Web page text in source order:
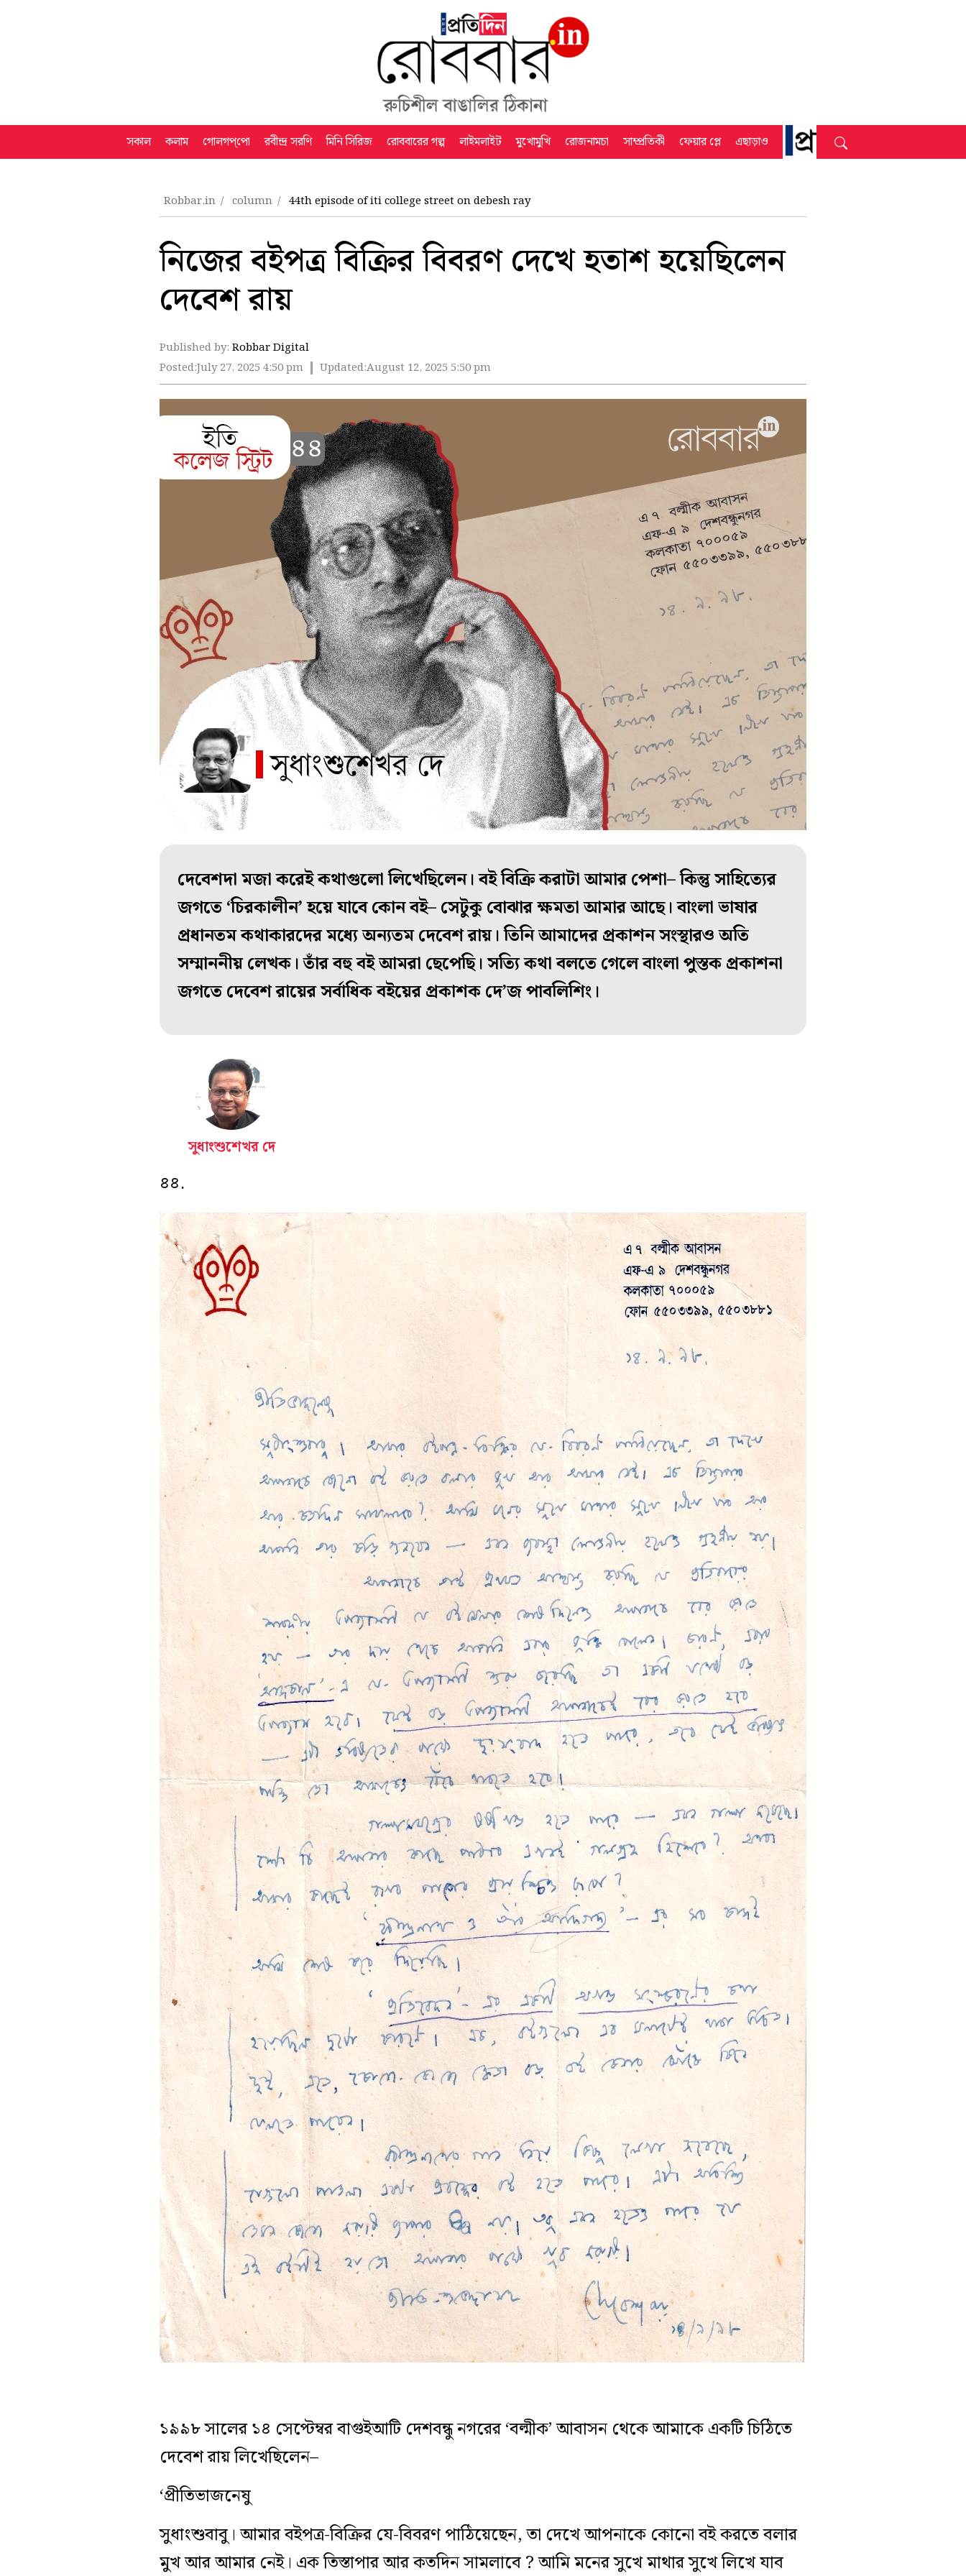
সকাল কলাম গোলগপ্‌পো রবীন্দ্র সরণি মিনি সিরিজ রোববারের গল্প লাইমলাইট মুখোমুখি রোজনামচা সাম্প্রতিকী ফেয়ার প্লে এছাড়াও
Robbar.in column 44th episode of iti college street on debesh ray
নিজের বইপত্র বিক্রির বিবরণ দেখে হতাশ হয়েছিলেন
দেবেশ রায়
Published by: Robbar Digital
Posted:July 27, 2025 4:50 pm Updated:August 12, 2025 5:50 pm
দেবেশদা মজা করেই কথাগুলো লিখেছিলেন। বই বিক্রি করাটা আমার পেশা– কিন্তু সাহিত্যের
জগতে ‘চিরকালীন’ হয়ে যাবে কোন বই– সেটুকু বোঝার ক্ষমতা আমার আছে। বাংলা ভাষার
প্রধানতম কথাকারদের মধ্যে অন্যতম দেবেশ রায়। তিনি আমাদের প্রকাশন সংস্থারও অতি
সম্মাননীয় লেখক। তাঁর বহু বই আমরা ছেপেছি। সত্যি কথা বলতে গেলে বাংলা পুস্তক প্রকাশনা
জগতে দেবেশ রায়ের সর্বাধিক বইয়ের প্রকাশক দে’জ পাবলিশিং।
সুধাংশুশেখর দে
৪৪.
১৯৯৮ সালের ১৪ সেপ্টেম্বর বাগুইআটি দেশবন্ধু নগরের ‘বল্মীক’ আবাসন থেকে আমাকে একটি চিঠিতে
দেবেশ রায় লিখেছিলেন–
‘প্রীতিভাজনেষু
সুধাংশুবাবু। আমার বইপত্র-বিক্রির যে-বিবরণ পাঠিয়েছেন, তা দেখে আপনাকে কোনো বই করতে বলার
মুখ আর আমার নেই। এক তিস্তাপার আর কতদিন সামলাবে ? আমি মনের সুখে মাথার সুখে লিখে যাব